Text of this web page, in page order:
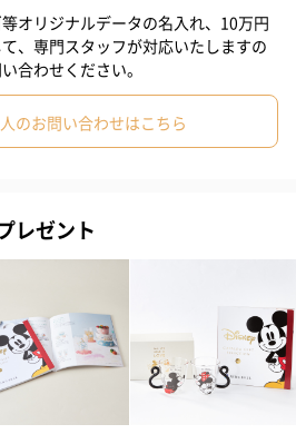
こと間違いなしです。
80mm×高さ90mm／290ml×2
奥行115mm×高さ100mm
日本
#取引先女性 #取引先男性 #義父
#部下男性 #甥 #妹
#同僚女性 #同僚男性
#30代
オリジナルデータの名入れ、10万円
、専門スタッフが対応いたしますの
合わせください。
のお問い合わせはこちら
レゼント